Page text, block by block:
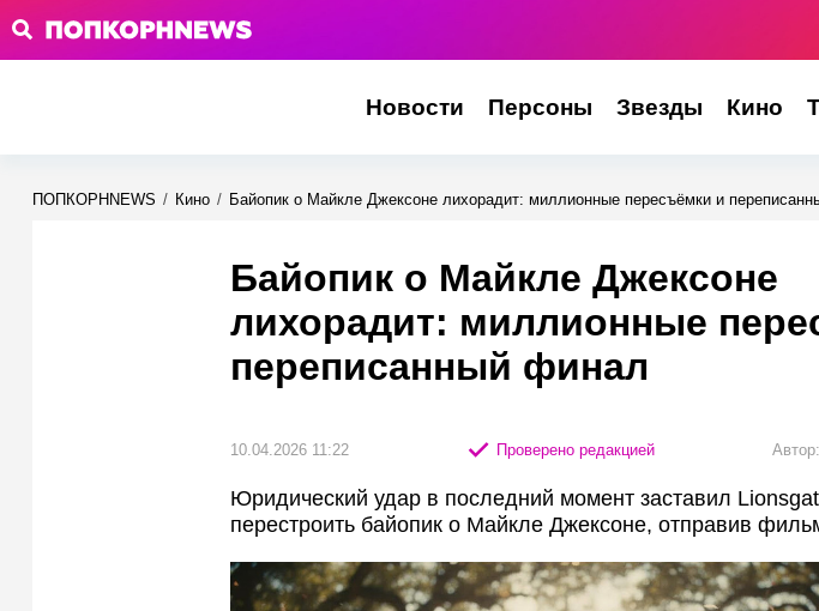
Новости Персоны Звезды Кино
ПОПКОРНNEWS / Кино / Байопик о Майкле Джексоне лихорадит: миллионные пересъёмки и
Байопик о Майкле Джексоне
лихорадит: миллионные
переписанный финал
10.04.2026 11:22 Проверено редакцией Автор:
Юридический удар в последний момент заставил
перестроить байопик о Майкле Джексоне, отправив